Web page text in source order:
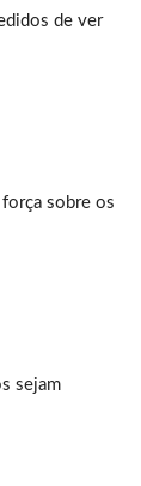
de ver
sobre os
sejam